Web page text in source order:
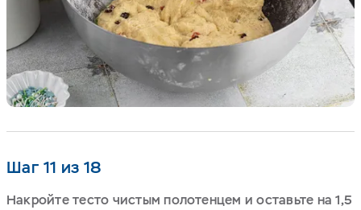
Шаг 11 из 18
Накройте тесто чистым полотенцем и оставьте на 1,5